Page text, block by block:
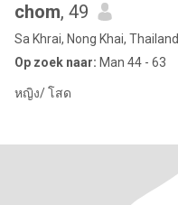
chom, 49
Sa Khrai, Nong Khai, Thailand
Op zoek naar: Man 44 - 63
หญิง/ โสด